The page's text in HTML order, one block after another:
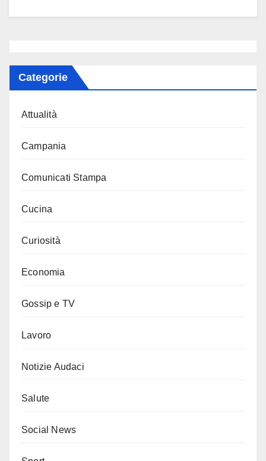
Categorie
Attualità
Campania
Comunicati Stampa
Cucina
Curiosità
Economia
Gossip e TV
Lavoro
Notizie Audaci
Salute
Social News